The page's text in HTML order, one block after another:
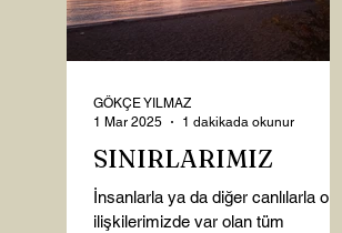
SINIRLARIMIZ
İnsanlarla ya da diğer canlılarla olan
ilişkilerimizde var olan tüm
GÖKÇE YILMAZ
1 Mar 2025
1 dakikada okunur